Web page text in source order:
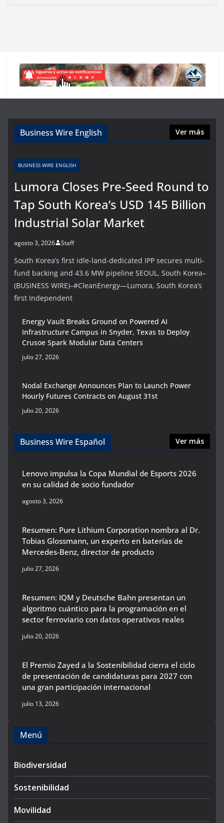
Business Wire English Ver más
BUSINESS WIRE ENGLISH
Lumora Closes Pre-Seed Round to
Tap South Korea’s USD 145 Billion
Industrial Solar Market
agosto 3, 2026 Staff
South Korea’s first idle-land-dedicated IPP secures multi-
fund backing and 43.6 MW pipeline SEOUL, South Korea–
(BUSINESS WIRE)–#CleanEnergy—Lumora, South Korea’s
first Independent
Energy Vault Breaks Ground on Powered AI
Infrastructure Campus in Snyder, Texas to Deploy
Crusoe Spark Modular Data Centers
julio 27, 2026
Nodal Exchange Announces Plan to Launch Power
Hourly Futures Contracts on August 31st
julio 20, 2026
Business Wire Español Ver más
Lenovo impulsa la Copa Mundial de Esports 2026
en su calidad de socio fundador
agosto 3, 2026
Resumen: Pure Lithium Corporation nombra al Dr.
Tobias Glossmann, un experto en baterías de
Mercedes-Benz, director de producto
julio 27, 2026
Resumen: IQM y Deutsche Bahn presentan un
algoritmo cuántico para la programación en el
sector ferroviario con datos operativos reales
julio 20, 2026
El Premio Zayed a la Sostenibilidad cierra el ciclo
de presentación de candidaturas para 2027 con
una gran participación internacional
julio 13, 2026
Menú
Biodiversidad
Sostenibilidad
Movilidad